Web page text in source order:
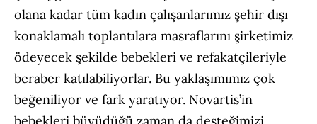
olana kadar tüm kadın çalışanlarımız şehir dışı
konaklamalı toplantılara masraflarını şirketimiz
ödeyecek şekilde bebekleri ve refakatçileriyle
beraber katılabiliyorlar. Bu yaklaşımımız çok
beğeniliyor ve fark yaratıyor. Novartis’in
bebekleri büyüdüğü zaman da desteğimizi